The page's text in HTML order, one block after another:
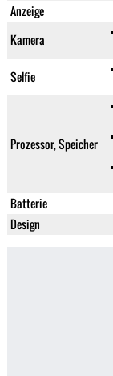
Anzeige
Kamera
Selfie
Prozessor, Speicher
Batterie
Design